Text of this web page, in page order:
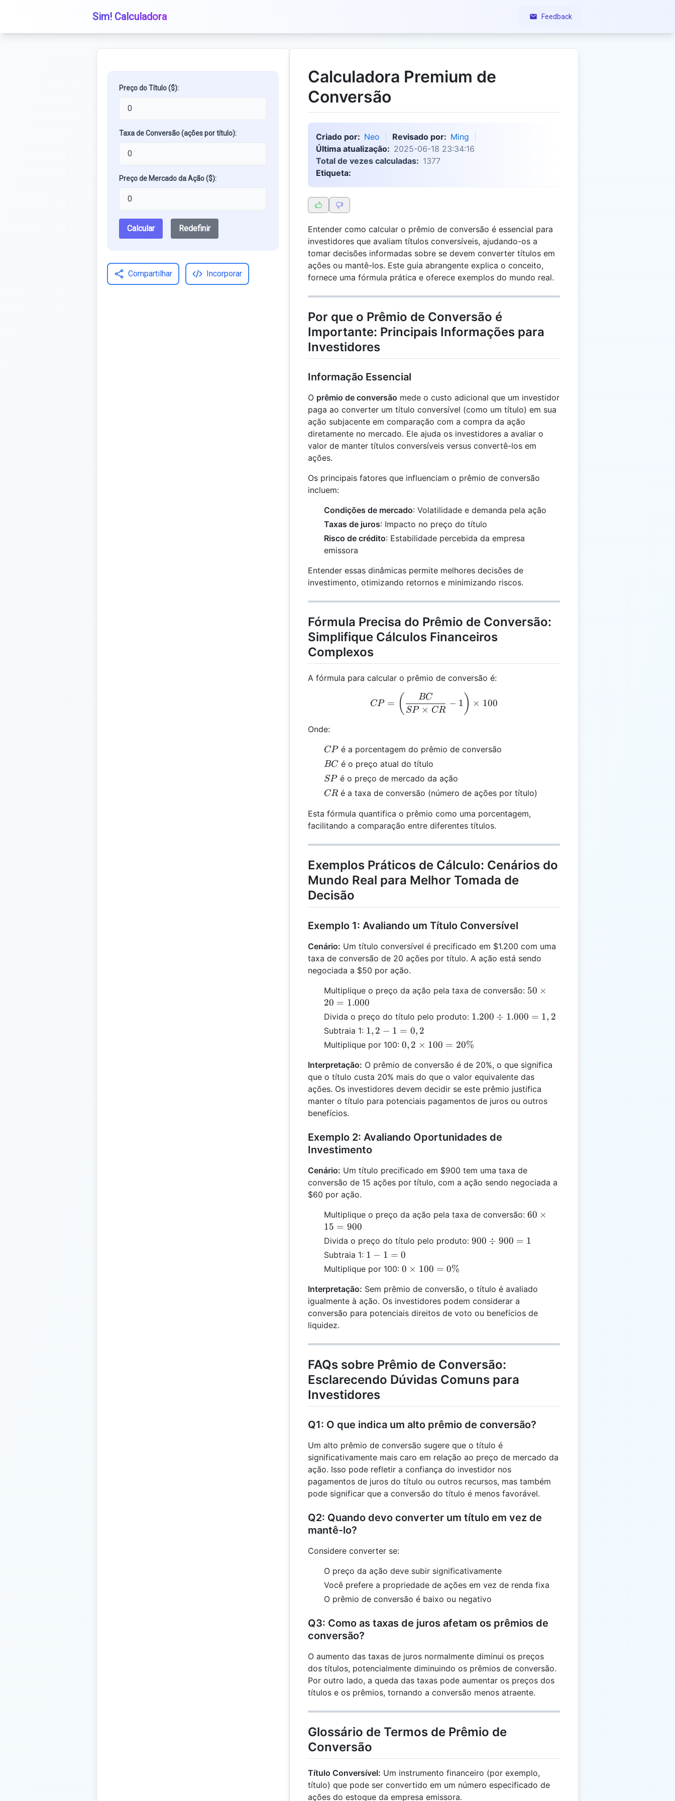
Sim! Calculadora Feedback
Preço do Título ($):
Taxa de Conversão (ações por título):
Preço de Mercado da Ação ($):
Calcular Redefinir
Compartilhar Incorporar
Calculadora Premium de
Conversão
Criado por: Neo Revisado por: Ming
Última atualização: 2025-06-18 23:34:16
Total de vezes calculadas: 1377
Etiqueta:
Entender como calcular o prêmio de conversão é essencial para
investidores que avaliam títulos conversíveis, ajudando-os a
tomar decisões informadas sobre se devem converter títulos em
ações ou mantê-los. Este guia abrangente explica o conceito,
fornece uma fórmula prática e oferece exemplos do mundo real.
Por que o Prêmio de Conversão é
Importante: Principais Informações para
Investidores
Informação Essencial
O prêmio de conversão mede o custo adicional que um investidor
paga ao converter um título conversível (como um título) em sua
ação subjacente em comparação com a compra da ação
diretamente no mercado. Ele ajuda os investidores a avaliar o
valor de manter títulos conversíveis versus convertê-los em
ações.
Os principais fatores que influenciam o prêmio de conversão
incluem:
Condições de mercado: Volatilidade e demanda pela ação
Taxas de juros: Impacto no preço do título
Risco de crédito: Estabilidade percebida da empresa
emissora
Entender essas dinâmicas permite melhores decisões de
investimento, otimizando retornos e minimizando riscos.
Fórmula Precisa do Prêmio de Conversão:
Simplifique Cálculos Financeiros
Complexos
A fórmula para calcular o prêmio de conversão é:
CP = \left(\frac{BC}{SP \times CR} - 1\right) \times
CP = ( SP × CR
BC
− 1 ) × 100
Onde:
CP
CPé a porcentagem do prêmio de conversão
BC
BC é o preço atual do título
SP
SPé o preço de mercado da ação
CR
CRé a taxa de conversão (número de ações por título)
Esta fórmula quantifica o prêmio como uma porcentagem,
facilitando a comparação entre diferentes títulos.
Exemplos Práticos de Cálculo: Cenários do
Mundo Real para Melhor Tomada de
Decisão
Exemplo 1: Avaliando um Título Conversível
Cenário: Um título conversível é precificado em $1.200 com uma
taxa de conversão de 20 ações por título. A ação está sendo
negociada a $50 por ação.
Multiplique o preço da ação pela taxa de conversão: 50
20 =
1.000
50 ×
20 = 1.000
Divida o preço do título pelo produto: 1.200
1.000
= 1,2
1.200 ÷ 1.000 = 1, 2
Subtraia 1: 1,2
- 1
=
0,2
1, 2 − 1 = 0, 2
Multiplique por 100: 0,2
100 =
20\%
0, 2 × 100 = 20%
Interpretação: O prêmio de conversão é de 20%, o que significa
que o título custa 20% mais do que o valor equivalente das
ações. Os investidores devem decidir se este prêmio justifica
manter o título para potenciais pagamentos de juros ou outros
benefícios.
Exemplo 2: Avaliando Oportunidades de
Investimento
Cenário: Um título precificado em $900 tem uma taxa de
conversão de 15 ações por título, com a ação sendo negociada a
$60 por ação.
Multiplique o preço da ação pela taxa de conversão: 60
15 =
60 ×
15 = 900
Divida o preço do título pelo produto: 900
900 ÷ 900 = 1
Subtraia 1: 1
-
1
=
0
1 − 1 = 0
Multiplique por 100: 0
100 =
0\%
0 × 100 = 0%
Interpretação: Sem prêmio de conversão, o título é avaliado
igualmente à ação. Os investidores podem considerar a
conversão para potenciais direitos de voto ou benefícios de
liquidez.
FAQs sobre Prêmio de Conversão:
Esclarecendo Dúvidas Comuns para
Investidores
Q1: O que indica um alto prêmio de conversão?
Um alto prêmio de conversão sugere que o título é
significativamente mais caro em relação ao preço de mercado da
ação. Isso pode refletir a confiança do investidor nos
pagamentos de juros do título ou outros recursos, mas também
pode significar que a conversão do título é menos favorável.
Q2: Quando devo converter um título em vez de
mantê-lo?
Considere converter se:
O preço da ação deve subir significativamente
Você prefere a propriedade de ações em vez de renda fixa
O prêmio de conversão é baixo ou negativo
Q3: Como as taxas de juros afetam os prêmios de
conversão?
O aumento das taxas de juros normalmente diminui os preços
dos títulos, potencialmente diminuindo os prêmios de conversão.
Por outro lado, a queda das taxas pode aumentar os preços dos
títulos e os prêmios, tornando a conversão menos atraente.
Glossário de Termos de Prêmio de
Conversão
Título Conversível: Um instrumento financeiro (por exemplo,
título) que pode ser convertido em um número especificado de
ações do estoque da empresa emissora.